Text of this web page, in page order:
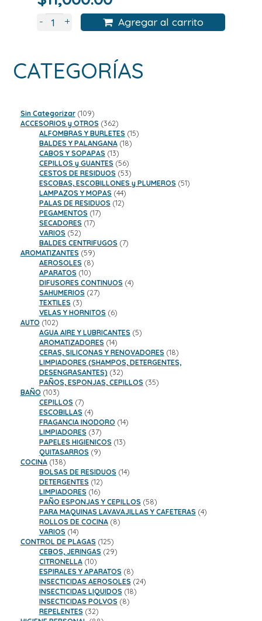
- + Agregar al carrito
CATEGORÍAS
Sin Categorizar 109109
productos
ACCESORIOS y OTROS 362362
productos
ALFOMBRAS Y BURLETES 1515
BALDES Y PALANGANA 1818
CABOS Y SOPAPAS 1313
productos
CEPILLOS y GUANTES 5656
productos
CESTOS DE RESIDUOS 5353
productos
ESCOBAS, ESCOBILLONES y PLUMEROS 5151
LAMPAZOS Y MOPAS 4444
productos
PALAS DE RESIDUOS 1212
PEGAMENTOS 1717
SECADORES 1717
VARIOS 5252
productos
BALDES CENTRIFUGOS 77
AROMATIZANTES 5959
productos
AEROSOLES 88
productos
APARATOS 1010
productos
DIFUSORES CONTINUOS 44
SAHUMERIOS 2727
TEXTILES 33
productos
VELAS Y HORNITOS 66
AUTO 102102
productos
AGUA AIRE Y LUBRICANTES 55
AROMATIZADORES 1414
productos
CERAS, SILICONAS Y RENOVADORES 1818
productos
LIMPIADORES (SHAMPOS, DETERGENTES,
DESENGRASANTES) 3232
productos
PAÑOS, ESPONJAS, CEPILLOS 3535
BAÑO 103103
productos
CEPILLOS 77
productos
ESCOBILLAS 44
productos
FRAGANCIA INODORO 1414
LIMPIADORES 3737
productos
PAPELES HIGIENICOS 1313
QUITASARROS 99
COCINA 138138
productos
BOLSAS DE RESIDUOS 1414
DETERGENTES 1212
productos
LIMPIADORES 1616
productos
PAÑO ESPONJAS Y CEPILLOS 5858
productos
PARA MAQUINAS LAVAVAJILLAS Y CAFETERAS 44
ROLLOS DE COCINA 88
VARIOS 1414
productos
CONTROL DE PLAGAS 125125
productos
CEBOS, JERINGAS 2929
CITRONELLA 1010
productos
ESPIRALES Y APARATOS 88
productos
INSECTICIDAS AEROSOLES 2424
INSECTICIDAS LIQUIDOS 1818
INSECTICIDAS POLVOS 88
REPELENTES 3232